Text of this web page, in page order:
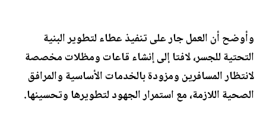
وأوضح أن العمل جار على تنفيذ عطاء لتطوير البنية
التحتية للجسر، لافتا إلى إنشاء قاعات ومظلات مخصصة
لانتظار المسافرين ومزودة بالخدمات الأساسية والمرافق
الصحية اللازمة، مع استمرار الجهود لتطويرها وتحسينها.